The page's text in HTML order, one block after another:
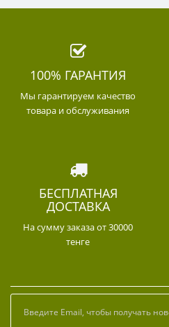
100% ГАРАНТИЯ
Мы гарантируем качество
товара и обслуживания
БЕСПЛАТНАЯ
ДОСТАВКА
На сумму заказа от 30000
тенге